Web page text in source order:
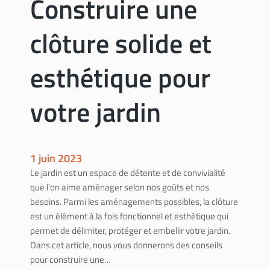
n
b
t
n
m
a
i
a
u
x
n
é
c
e
Construire une
clôture solide et
esthétique pour
votre jardin
1 juin 2023
Le jardin est un espace de détente et de convivialité
que l’on aime aménager selon nos goûts et nos
besoins. Parmi les aménagements possibles, la clôture
est un élément à la fois fonctionnel et esthétique qui
permet de délimiter, protéger et embellir votre jardin.
Dans cet article, nous vous donnerons des conseils
pour construire une…